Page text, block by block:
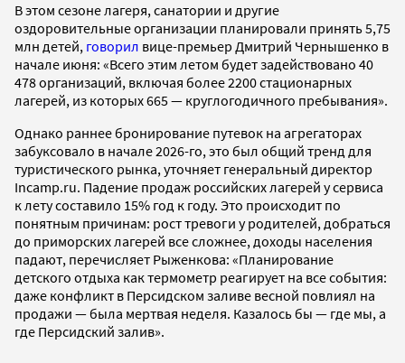
В этом сезоне лагеря, санатории и другие
оздоровительные организации планировали принять 5,75
млн детей, говорил вице-премьер Дмитрий Чернышенко в
начале июня: «Всего этим летом будет задействовано 40
478 организаций, включая более 2200 стационарных
лагерей, из которых 665 — круглогодичного пребывания».
Однако раннее бронирование путевок на агрегаторах
забуксовало в начале 2026-го, это был общий тренд для
туристического рынка, уточняет генеральный директор
Incamp.ru. Падение продаж российских лагерей у сервиса
к лету составило 15% год к году. Это происходит по
понятным причинам: рост тревоги у родителей, добраться
до приморских лагерей все сложнее, доходы населения
падают, перечисляет Рыженкова: «Планирование
детского отдыха как термометр реагирует на все события:
даже конфликт в Персидском заливе весной повлиял на
продажи — была мертвая неделя. Казалось бы — где мы, а
где Персидский залив».